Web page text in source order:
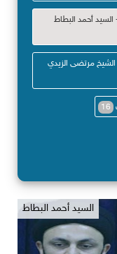
أحمد البطاط
مرتضى الزيدي
16
السيد أحمد البطاط